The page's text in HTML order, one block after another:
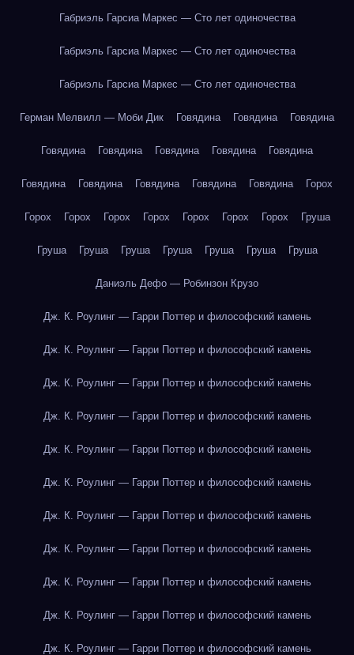
Габриэль Гарсиа Маркес — Сто лет одиночества
Габриэль Гарсиа Маркес — Сто лет одиночества
Габриэль Гарсиа Маркес — Сто лет одиночества
Герман Мелвилл — Моби Дик Говядина Говядина Говядина
Говядина Говядина Говядина Говядина Говядина
Говядина Говядина Говядина Говядина Говядина Горох
Горох Горох Горох Горох Горох Горох Горох Груша
Груша Груша Груша Груша Груша Груша Груша
Даниэль Дефо — Робинзон Крузо
Дж. К. Роулинг — Гарри Поттер и философский камень
Дж. К. Роулинг — Гарри Поттер и философский камень
Дж. К. Роулинг — Гарри Поттер и философский камень
Дж. К. Роулинг — Гарри Поттер и философский камень
Дж. К. Роулинг — Гарри Поттер и философский камень
Дж. К. Роулинг — Гарри Поттер и философский камень
Дж. К. Роулинг — Гарри Поттер и философский камень
Дж. К. Роулинг — Гарри Поттер и философский камень
Дж. К. Роулинг — Гарри Поттер и философский камень
Дж. К. Роулинг — Гарри Поттер и философский камень
Дж. К. Роулинг — Гарри Поттер и философский камень